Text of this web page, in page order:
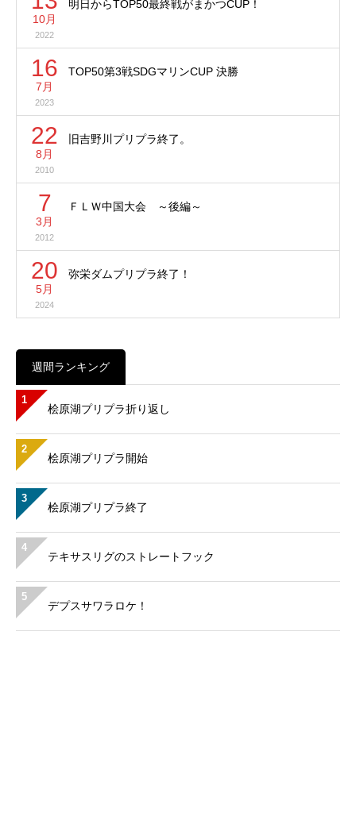
10月
2022
明日からTOP50最終戦がまかつCUP！
16
7月
2023
TOP50第3戦SDGマリンCUP 決勝
22
8月
2010
旧吉野川プリプラ終了。
7
3月
2012
ＦＬＷ中国大会 ～後編～
20
5月
2024
弥栄ダムプリプラ終了！
週間ランキング
1
桧原湖プリプラ折り返し
2
桧原湖プリプラ開始
3
桧原湖プリプラ終了
4
テキサスリグのストレートフック
5
デプスサワラロケ！